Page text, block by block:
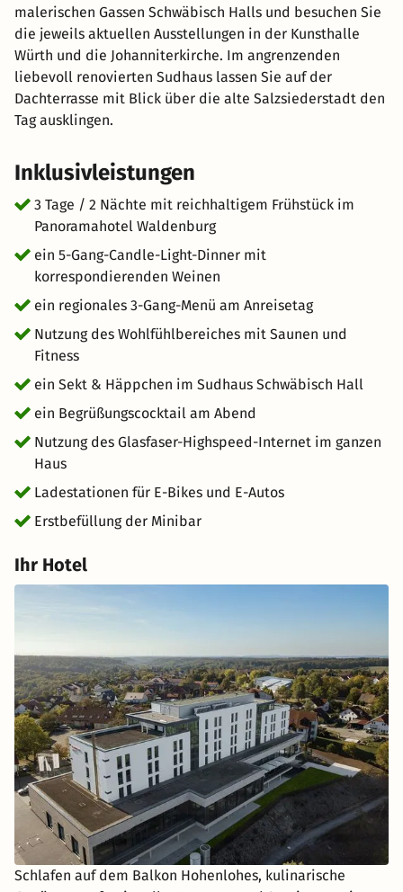
malerischen Gassen Schwäbisch Halls und besuchen Sie
die jeweils aktuellen Ausstellungen in der Kunsthalle
Würth und die Johanniterkirche. Im angrenzenden
liebevoll renovierten Sudhaus lassen Sie auf der
Dachterrasse mit Blick über die alte Salzsiederstadt den
Tag ausklingen.
Inklusivleistungen
3 Tage / 2 Nächte mit reichhaltigem Frühstück im
Panoramahotel Waldenburg
ein 5-Gang-Candle-Light-Dinner mit
korrespondierenden Weinen
ein regionales 3-Gang-Menü am Anreisetag
Nutzung des Wohlfühlbereiches mit Saunen und
Fitness
ein Sekt & Häppchen im Sudhaus Schwäbisch Hall
ein Begrüßungscocktail am Abend
Nutzung des Glasfaser-Highspeed-Internet im ganzen
Haus
Ladestationen für E-Bikes und E-Autos
Erstbefüllung der Minibar
Ihr Hotel
Schlafen auf dem Balkon Hohenlohes, kulinarische